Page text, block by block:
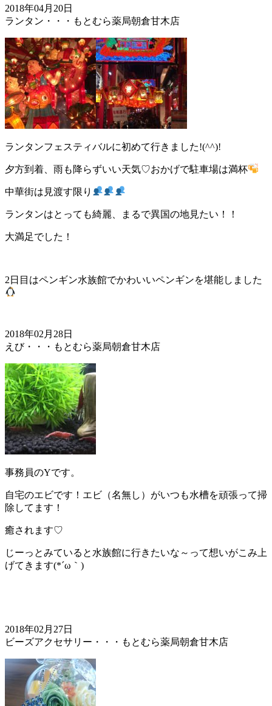
2018年04月20日
ランタン・・・もとむら薬局朝倉甘木店
ランタンフェスティバルに初めて行きました!(^^)!
夕方到着、雨も降らずいい天気♡おかげで駐車場は満杯
中華街は見渡す限り
ランタンはとっても綺麗、まるで異国の地見たい！！
大満足でした！
2日目はペンギン水族館でかわいいペンギンを堪能しました
2018年02月28日
えび・・・もとむら薬局朝倉甘木店
事務員のYです。
自宅のエビです！エビ（名無し）がいつも水槽を頑張って掃
除してます！
癒されます♡
じーっとみていると水族館に行きたいな～って想いがこみ上
げてきます(*´ω｀)
2018年02月27日
ビーズアクセサリー・・・もとむら薬局朝倉甘木店